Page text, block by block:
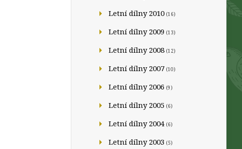
Letní dílny 2010 (16)
Letní dílny 2009 (13)
Letní dílny 2008 (12)
Letní dílny 2007 (10)
Letní dílny 2006 (9)
Letní dílny 2005 (6)
Letní dílny 2004 (6)
Letní dílny 2003 (5)